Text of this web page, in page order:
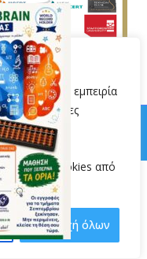
σας
την εμπειρία
την
επιλογή
των cookies από
Αποδοχή όλων
· All Rights Reserved